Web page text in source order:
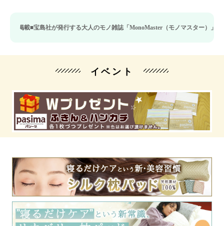
宝島社が発行する大人のモノ雑誌「MonoMaster（モノマスター）」の疲労回
イベント